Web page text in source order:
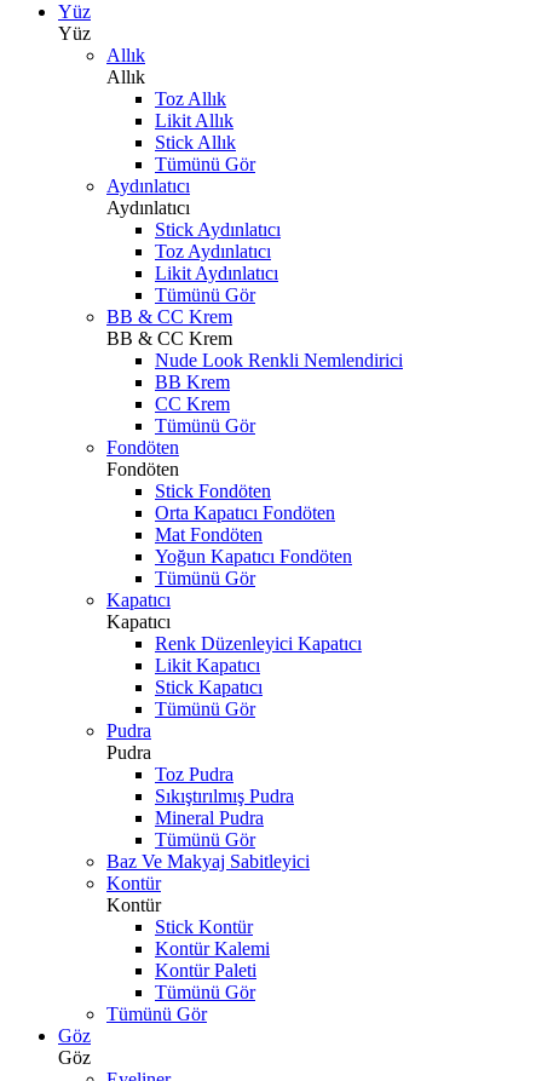
Yüz
Yüz
Allık
Allık
Toz Allık
Likit Allık
Stick Allık
Tümünü Gör
Aydınlatıcı
Aydınlatıcı
Stick Aydınlatıcı
Toz Aydınlatıcı
Likit Aydınlatıcı
Tümünü Gör
BB & CC Krem
BB & CC Krem
Nude Look Renkli Nemlendirici
BB Krem
CC Krem
Tümünü Gör
Fondöten
Fondöten
Stick Fondöten
Orta Kapatıcı Fondöten
Mat Fondöten
Yoğun Kapatıcı Fondöten
Tümünü Gör
Kapatıcı
Kapatıcı
Renk Düzenleyici Kapatıcı
Likit Kapatıcı
Stick Kapatıcı
Tümünü Gör
Pudra
Pudra
Toz Pudra
Sıkıştırılmış Pudra
Mineral Pudra
Tümünü Gör
Baz Ve Makyaj Sabitleyici
Kontür
Kontür
Stick Kontür
Kontür Kalemi
Kontür Paleti
Tümünü Gör
Tümünü Gör
Göz
Göz